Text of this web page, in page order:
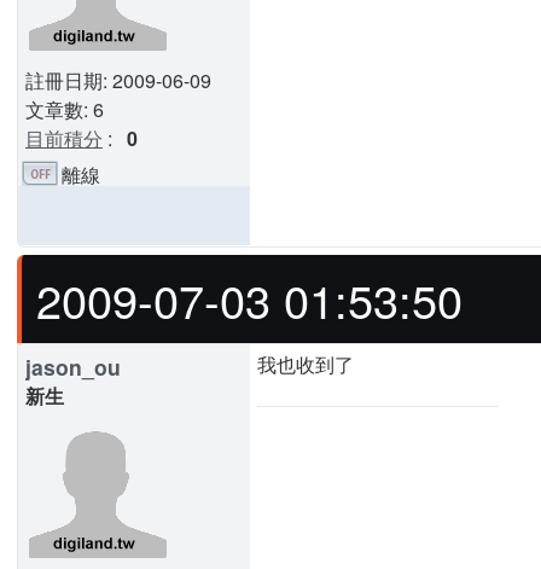
註冊日期: 2009-06-09
文章數: 6
目前積分 : 0
離線
2009-07-03 01:53:50
jason_ou
新生
我也收到了